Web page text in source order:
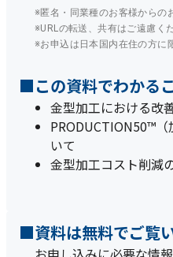
※匿名・同業種のお客様からの
※URLの転送、共有はご遠慮く
※お申込は日本国内在住の方に
■この資料でわかる
金型加工における改
PRODUCTION50™
いて
金型加工コスト削減
■資料は無料でご覧